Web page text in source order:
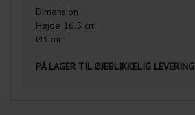
Dimension
Højde 16.5 cm
Ø3 mm
PÅ LAGER TIL ØJEBLIKKELIG LEVERING